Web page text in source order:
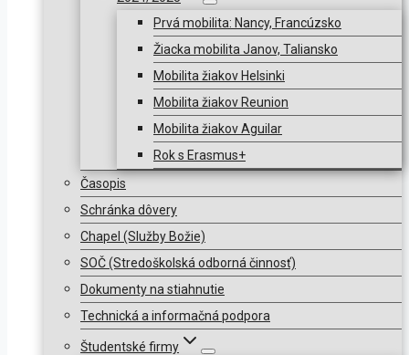
Prvá mobilita: Nancy, Francúzsko
Žiacka mobilita Janov, Taliansko
Mobilita žiakov Helsinki
Mobilita žiakov Reunion
Mobilita žiakov Aguilar
Rok s Erasmus+
Časopis
Schránka dôvery
Chapel (Služby Božie)
SOČ (Stredoškolská odborná činnosť)
Dokumenty na stiahnutie
Technická a informačná podpora
Študentské firmy